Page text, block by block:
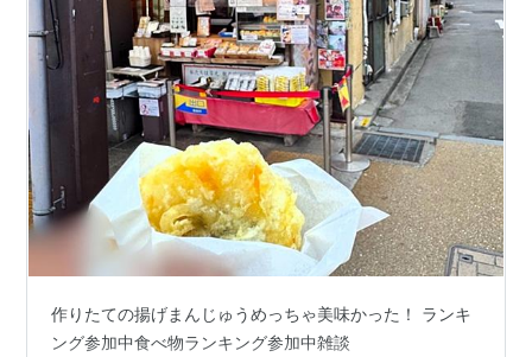
作りたての揚げまんじゅうめっちゃ美味かった！ ランキ
ング参加中食べ物ランキング参加中雑談